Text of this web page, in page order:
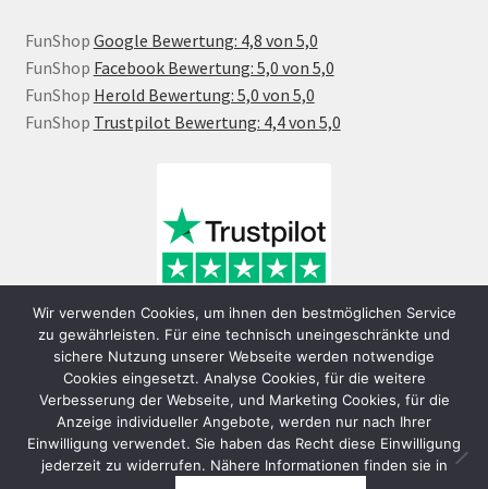
FunShop Google Bewertung: 4,8 von 5,0
FunShop Facebook Bewertung: 5,0 von 5,0
FunShop Herold Bewertung: 5,0 von 5,0
FunShop Trustpilot Bewertung: 4,4 von 5,0
© FunShop Wien - Hochqualitative Elektromobilität 2026
Wir verwenden Cookies, um ihnen den bestmöglichen Service
zu gewährleisten. Für eine technisch uneingeschränkte und
sichere Nutzung unserer Webseite werden notwendige
Cookies eingesetzt. Analyse Cookies, für die weitere
Verbesserung der Webseite, und Marketing Cookies, für die
Anzeige individueller Angebote, werden nur nach Ihrer
Einwilligung verwendet. Sie haben das Recht diese Einwilligung
jederzeit zu widerrufen. Nähere Informationen finden sie in